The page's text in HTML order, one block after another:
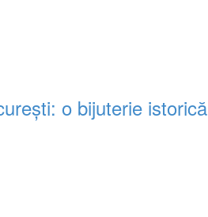
o bijuterie istorică